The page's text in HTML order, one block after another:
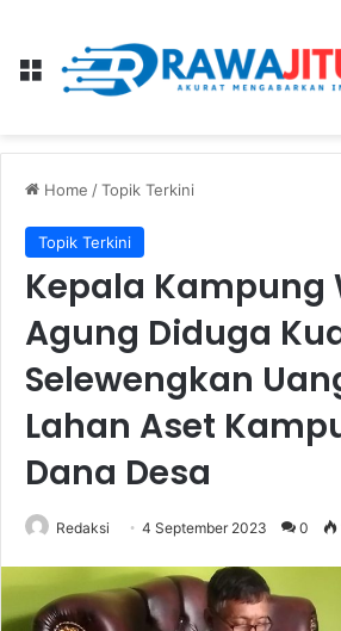
Menu
Home /Topik Terkini
Topik Terkini
Kepala Kampung
Agung Diduga
Selewengkan
Lahan Aset
Dana Desa
Redaksi 4 September 2023 0